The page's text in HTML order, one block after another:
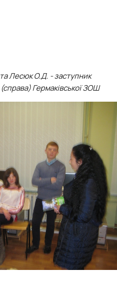
Лесюк О.Д. - заступник
Гермаківської ЗОШ